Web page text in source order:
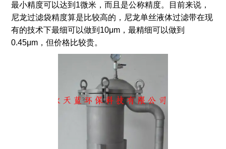
最小精度可以达到1微米，而且是公称精度。目前来说，
尼龙过滤袋精度算是比较高的，尼龙单丝液体过滤带在现
有的技术下最细可以做到10μm，最精细可以做到
0.45μm，但价格比较贵。